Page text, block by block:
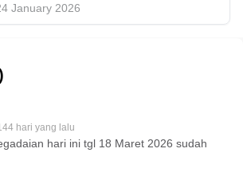
dua berdasarkan waktu
Kira-kira, bagaimana
di sini!
January 2026
hari yang lalu
hari ini tgl 18 Maret 2026 sudah